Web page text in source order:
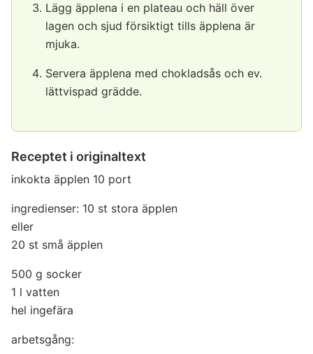
Lägg äpplena i en plateau och häll över
lagen och sjud försiktigt tills äpplena är
mjuka.
Servera äpplena med chokladsås och ev.
lättvispad grädde.
Receptet i originaltext
inkokta äpplen 10 port
ingredienser: 10 st stora äpplen
eller
20 st små äpplen
500 g socker
1 l vatten
hel ingefära
arbetsgång: